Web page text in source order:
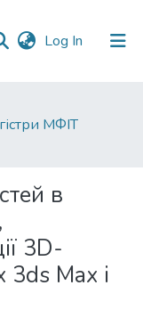
Log In (current)
МФІТ
в
3D-
Max і